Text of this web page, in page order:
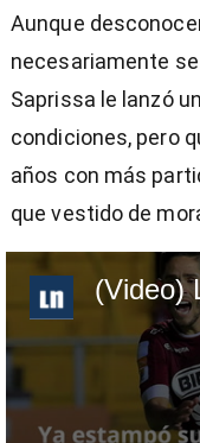
Aunque
necesariamente
Saprissa le lanzó
condiciones, pero
años con más
que vestido de